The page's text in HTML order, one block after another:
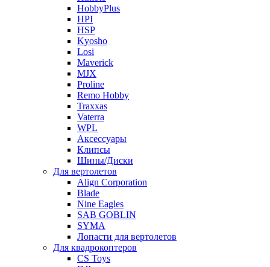
HobbyPlus
HPI
HSP
Kyosho
Losi
Maverick
MJX
Proline
Remo Hobby
Traxxas
Vaterra
WPL
Аксессуары
Клипсы
Шины/Диски
Для вертолетов
Align Corporation
Blade
Nine Eagles
SAB GOBLIN
SYMA
Лопасти для вертолетов
Для квадрокоптеров
CS Toys